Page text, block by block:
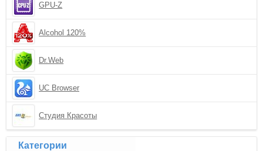
GPU-Z
Alcohol 120%
Dr.Web
UC Browser
Студия Красоты
Категории